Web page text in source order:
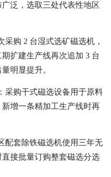
泛，选取三处代表性地区
购 2 台湿式选矿磁选机，
扩建生产线再次追加 3 台
明显提升。
采购干式磁选设备用于原料
增一条精加工生产线时再
配套除铁磁选机使用三年无
接批量订购整套磁选分选